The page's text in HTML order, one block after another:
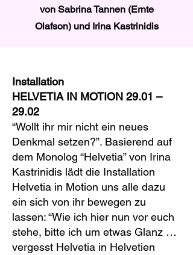
von Sabrina Tannen (Ernte
Olafson) und Irina Kastrinidis
Installation
HELVETIA IN MOTION 29.01 –
29.02
“Wollt ihr mir nicht ein neues
Denkmal setzen?”. Basierend auf
dem Monolog “Helvetia” von Irina
Kastrinidis lädt die Installation
Helvetia in Motion uns alle dazu
ein sich von ihr bewegen zu
lassen: “Wie ich hier nun vor euch
stehe, bitte ich um etwas Glanz …
vergesst Helvetia in Helvetien